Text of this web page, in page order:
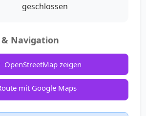
geschlossen
Navigation
OpenStreetMap zeigen
mit Google Maps